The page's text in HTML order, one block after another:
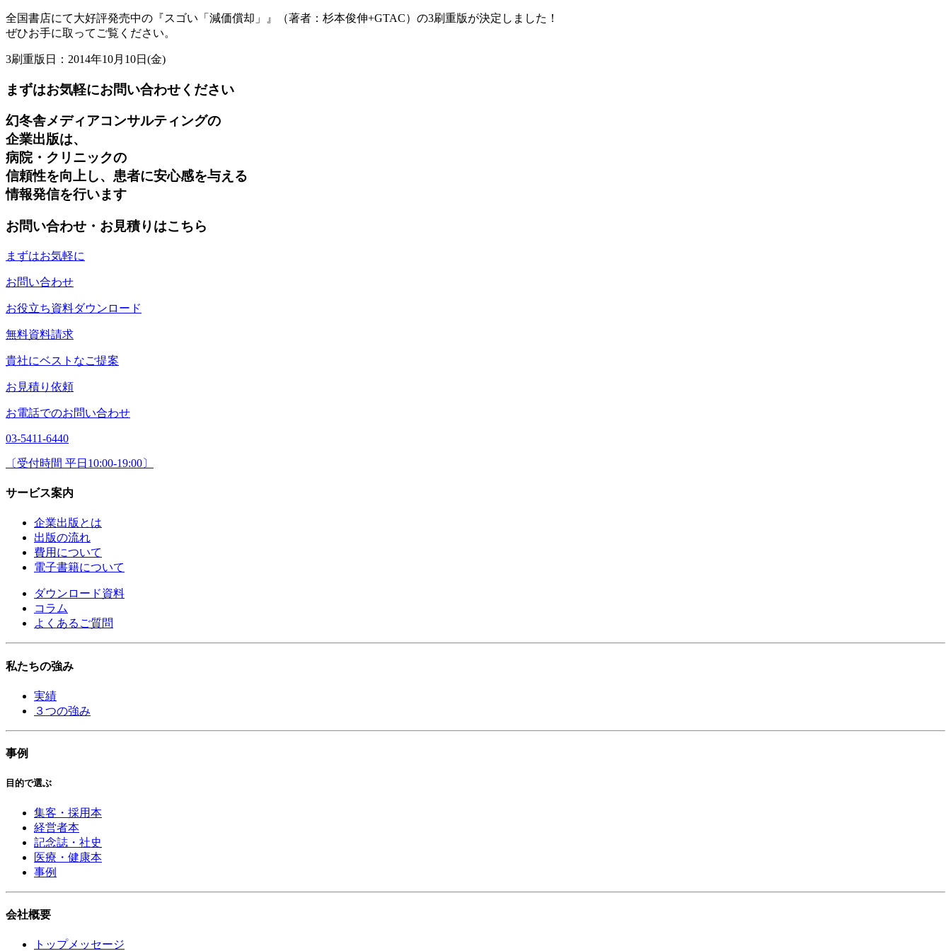
全国書店にて大好評発売中の『スゴい「減価償却」』（著者：杉本俊伸+GTAC）の3刷重版が決定しました！
ぜひお手に取ってご覧ください。
3刷重版日：2014年10月10日(金)
まずはお気軽にお問い合わせください
幻冬舎メディアコンサルティングの
企業出版は、
病院・クリニックの
信頼性を向上し、患者に安心感を与える
情報発信を行います
お問い合わせ・お見積りはこちら
まずはお気軽に
お問い合わせ
お役立ち資料ダウンロード
無料資料請求
貴社にベストなご提案
お見積り依頼
お電話でのお問い合わせ
03-5411-6440
〔受付時間 平日10:00-19:00〕
サービス案内
企業出版とは
出版の流れ
費用について
電子書籍について
ダウンロード資料
コラム
よくあるご質問
私たちの強み
実績
３つの強み
事例
目的で選ぶ
集客・採用本
経営者本
記念誌・社史
医療・健康本
事例
会社概要
トップメッセージ